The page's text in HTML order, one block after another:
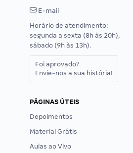
E-mail
Horário de atendimento:
segunda a sexta (8h às 20h),
sábado (9h às 13h).
Foi aprovado?
Envie-nos a sua história!
PÁGINAS ÚTEIS
Depoimentos
Material Grátis
Aulas ao Vivo